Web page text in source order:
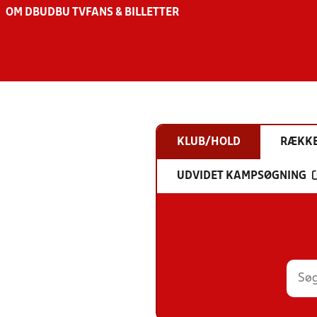
OM DBU DBU TV FANS & BILLETTER
KLUB/HOLD
UDVIDET KAMPSØGNING